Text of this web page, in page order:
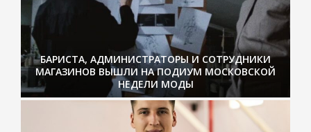
БАРИСТА, АДМИНИСТРАТОРЫ И СОТРУДНИКИ
МАГАЗИНОВ ВЫШЛИ НА ПОДИУМ МОСКОВСКОЙ
НЕДЕЛИ МОДЫ